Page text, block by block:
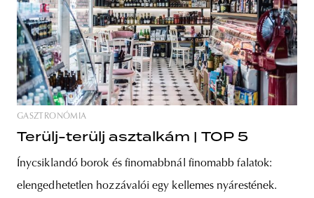
GASZTRONÓMIA
Terülj-terülj asztalkám | TOP 5
Ínycsiklandó borok és finomabbnál finomabb falatok:
elengedhetetlen hozzávalói egy kellemes nyárestének.